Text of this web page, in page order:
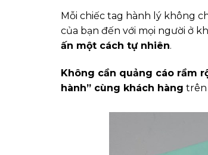
Mỗi chiếc tag hành lý không
của bạn đến với mọi người ở
ấn một cách tự nhiên.
Không cần quảng cáo rầm
hành” cùng khách hàng trên